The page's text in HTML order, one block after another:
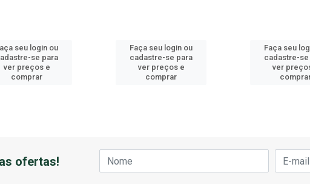
seu login ou
se para
ver preços e
comprar
Faça seu login ou
cadastre-se para
ver preços e
comprar
Faça seu
cadastre-se
ver
ofertas!